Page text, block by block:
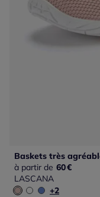
à partir de 60€
LASCANA
+2